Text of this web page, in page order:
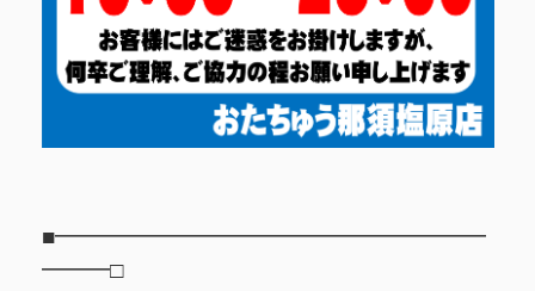
■━━━━━━━━━━━━━━━━━━━
━━━□